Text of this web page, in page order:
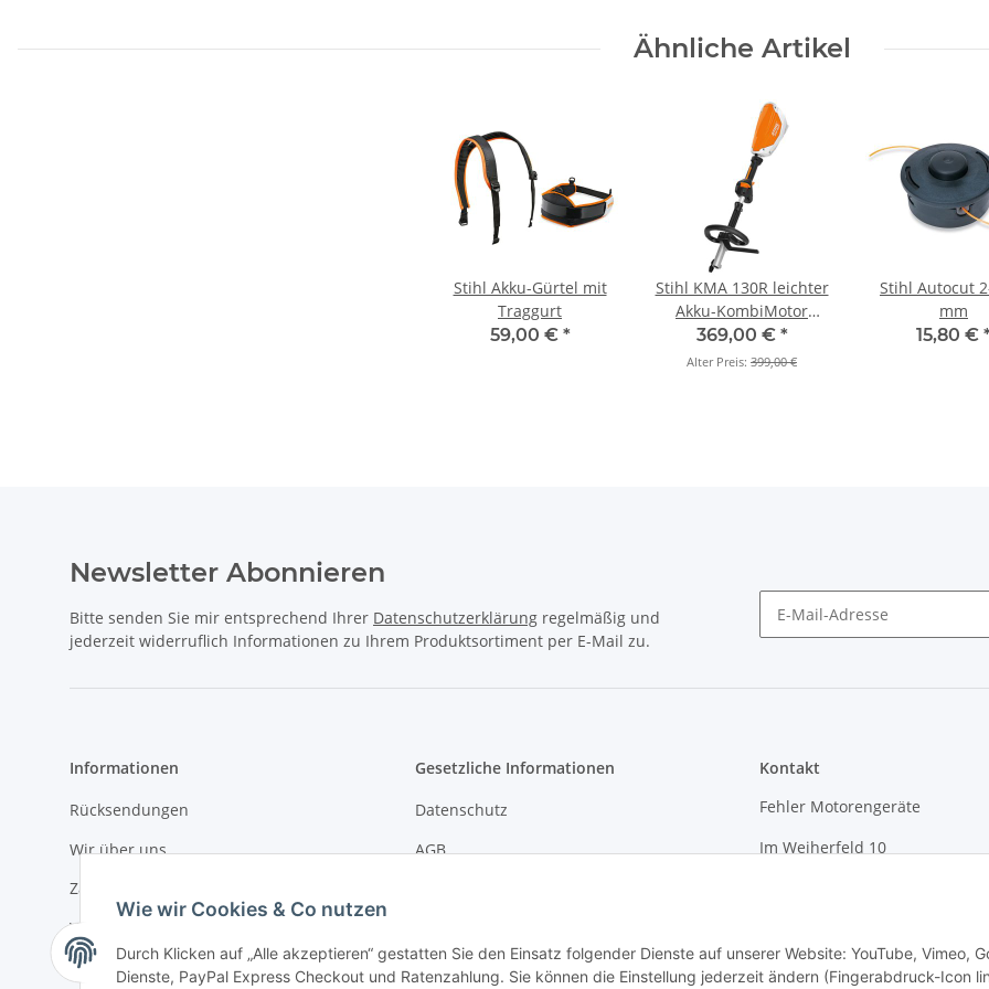
Ähnliche Artikel
Stihl Akku-Gürtel mit
Traggurt
59,00 € *
Stihl KMA 130R leichter
Akku-KombiMotor
(Grundgerät)
369,00 € *
Alter Preis: 399,00 €
Stihl Autocut 2-2 1,6
mm
15,80 €
Newsletter Abonnieren
Bitte senden Sie mir entsprechend Ihrer Datenschutzerklärung regelmäßig und
jederzeit widerruflich Informationen zu Ihrem Produktsortiment per E-Mail zu.
Informationen
Rücksendungen
Wir über uns
Zahlungsmöglichkeiten
Versandinformationen
Newsletter
Gesetzliche Informationen
Datenschutz
AGB
Batteriegesetzhinweise
Kontakt
Fehler Motorengeräte
Im Weiherfeld 10
Werkstatt: 7.30 Uhr - 16.30 Uhr
Wie wir Cookies & Co nutzen
Durch Klicken auf „Alle akzeptieren“ gestatten Sie den Einsatz folgender Dienste auf unserer Website: YouTube, Vimeo,
Dienste, PayPal Express Checkout und Ratenzahlung. Sie können die Einstellung jederzeit ändern (Fingerabdruck-Icon